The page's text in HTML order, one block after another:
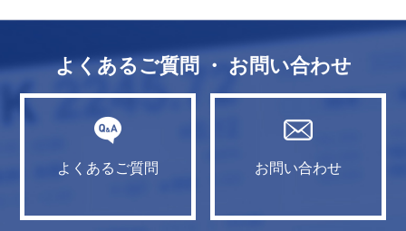
よくあるご質問 ・ お問い合わせ
よくあるご質問 お問い合わせ